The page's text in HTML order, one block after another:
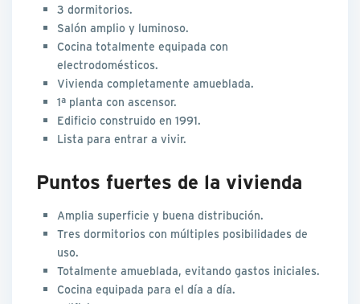
3 dormitorios.
Salón amplio y luminoso.
Cocina totalmente equipada con
electrodomésticos.
Vivienda completamente amueblada.
1ª planta con ascensor.
Edificio construido en 1991.
Lista para entrar a vivir.
Puntos fuertes de la vivienda
Amplia superficie y buena distribución.
Tres dormitorios con múltiples posibilidades de
uso.
Totalmente amueblada, evitando gastos iniciales.
Cocina equipada para el día a día.